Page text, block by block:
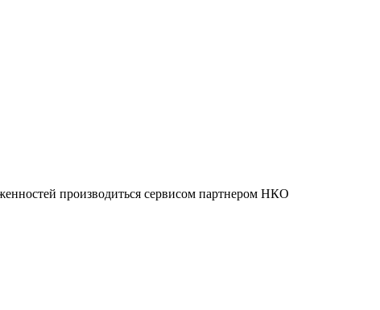
производиться сервисом партнером НКО